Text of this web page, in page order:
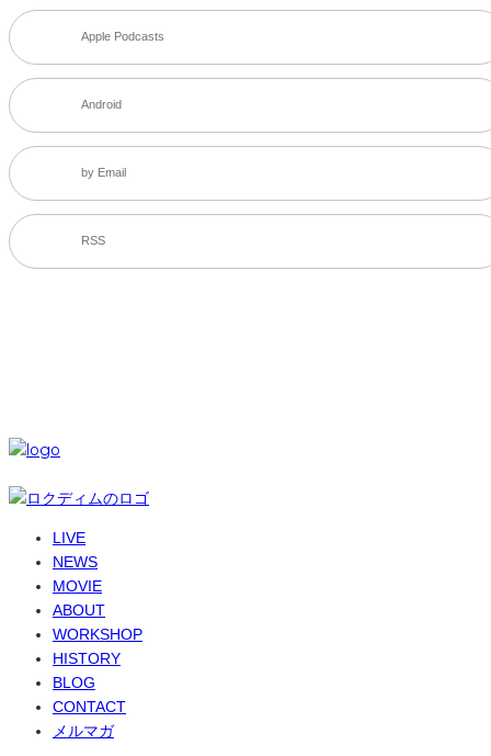
Apple Podcasts
Android
by Email
RSS
LIVE
NEWS
MOVIE
ABOUT
WORKSHOP
HISTORY
BLOG
CONTACT
メルマガ